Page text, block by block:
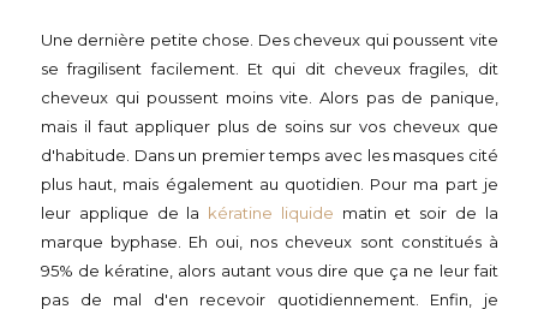
Une dernière petite chose. Des cheveux qui poussent vite
se fragilisent facilement. Et qui dit cheveux fragiles, dit
cheveux qui poussent moins vite. Alors pas de panique,
mais il faut appliquer plus de soins sur vos cheveux que
d'habitude. Dans un premier temps avec les masques cité
plus haut, mais également au quotidien. Pour ma part je
leur applique de la kératine liquide matin et soir de la
marque byphase. Eh oui, nos cheveux sont constitués à
95% de kératine, alors autant vous dire que ça ne leur fait
pas de mal d'en recevoir quotidiennement. Enfin, je